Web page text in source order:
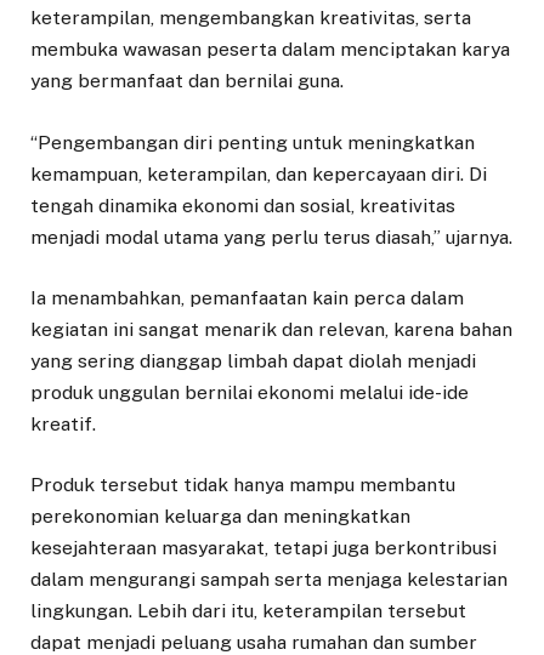
keterampilan, mengembangkan kreativitas, serta
membuka wawasan peserta dalam menciptakan karya
yang bermanfaat dan bernilai guna.
“Pengembangan diri penting untuk meningkatkan
kemampuan, keterampilan, dan kepercayaan diri. Di
tengah dinamika ekonomi dan sosial, kreativitas
menjadi modal utama yang perlu terus diasah,” ujarnya.
Ia menambahkan, pemanfaatan kain perca dalam
kegiatan ini sangat menarik dan relevan, karena bahan
yang sering dianggap limbah dapat diolah menjadi
produk unggulan bernilai ekonomi melalui ide-ide
kreatif.
Produk tersebut tidak hanya mampu membantu
perekonomian keluarga dan meningkatkan
kesejahteraan masyarakat, tetapi juga berkontribusi
dalam mengurangi sampah serta menjaga kelestarian
lingkungan. Lebih dari itu, keterampilan tersebut
dapat menjadi peluang usaha rumahan dan sumber